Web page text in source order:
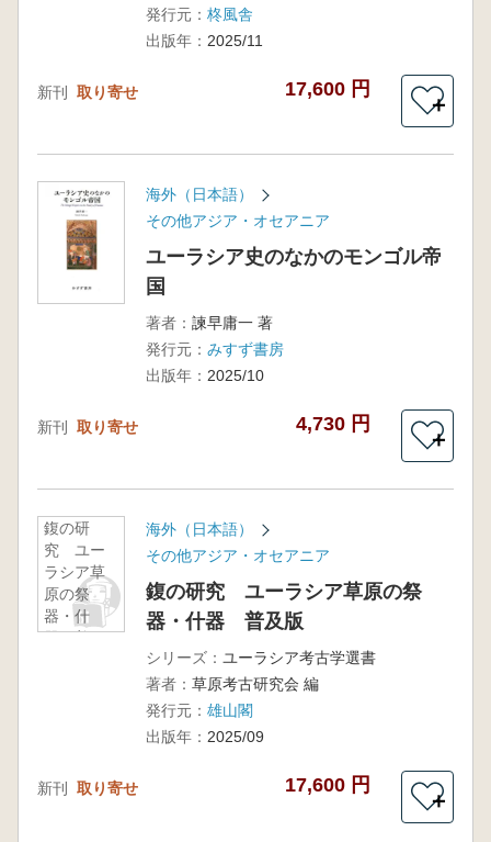
発行元： 柊風舎
出版年： 2025/11
新刊 取り寄せ 17,600 円
＋
海外（日本語）
その他アジア・オセアニア
ユーラシア史のなかのモンゴル帝
国
著者： 諫早庸一 著
発行元： みすず書房
出版年： 2025/10
新刊 取り寄せ 4,730 円
＋
鍑の研
究 ユー
ラシア草
原の祭
器・什
器 普及
海外（日本語）
その他アジア・オセアニア
鍑の研究 ユーラシア草原の祭
器・什器 普及版
シリーズ： ユーラシア考古学選書
著者： 草原考古研究会 編
発行元： 雄山閣
出版年： 2025/09
新刊 取り寄せ 17,600 円
＋